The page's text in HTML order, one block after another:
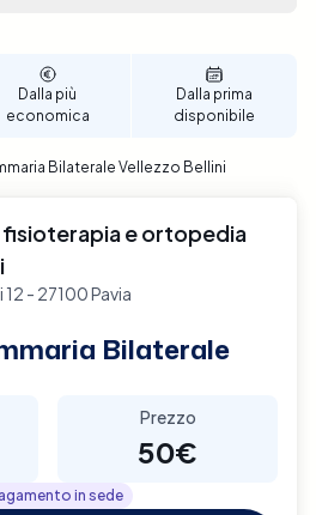
meglio si adattano alle tue
la prenotazione semplice e
un'Ecografia Mammaria
con Elty e assicurati un
Dalla più
economica
Dalla prima
disponibile
Bilaterale Vellezzo Bellini
e ortopedia
12 - 27100 Pavia
Bilaterale
Prezzo
50€
in sede